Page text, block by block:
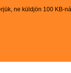
ne küldjön 100 KB-